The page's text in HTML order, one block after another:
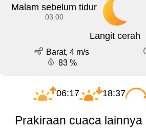
Malam sebelum tidur
03:00
Langit cerah
Barat, 4 m/s
83 %
06:17 18:37
Prakiraan cuaca lainnya